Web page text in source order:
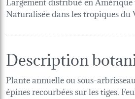
Naturalisée dans les tropiques du
Description
Plante annuelle ou sous-
épines recourbées sur les tiges.